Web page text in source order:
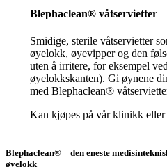
Blephaclean® våtservietter
Smidige, sterile våtservietter
øyelokk, øyevipper og den
uten å irritere, for eksempel
øyelokkskanten). Gi øynene
med Blephaclean®
Kan kjøpes på vår klinikk
Blephaclean® – den eneste
øyelokk